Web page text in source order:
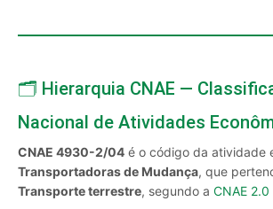
🗂️ Hierarquia CNAE —
Nacional de Atividades
CNAE 4930-2/04 é o código da atividade
Transportadoras de Mudança, que
Transporte terrestre, segundo a CNAE